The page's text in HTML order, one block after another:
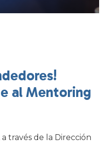
al Mentoring
través de la Dirección